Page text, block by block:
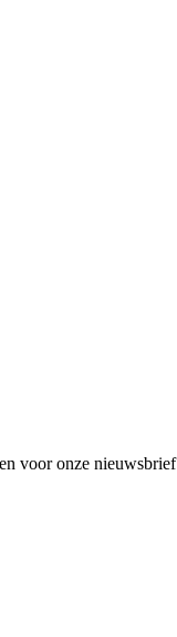
voor onze nieuwsbrief